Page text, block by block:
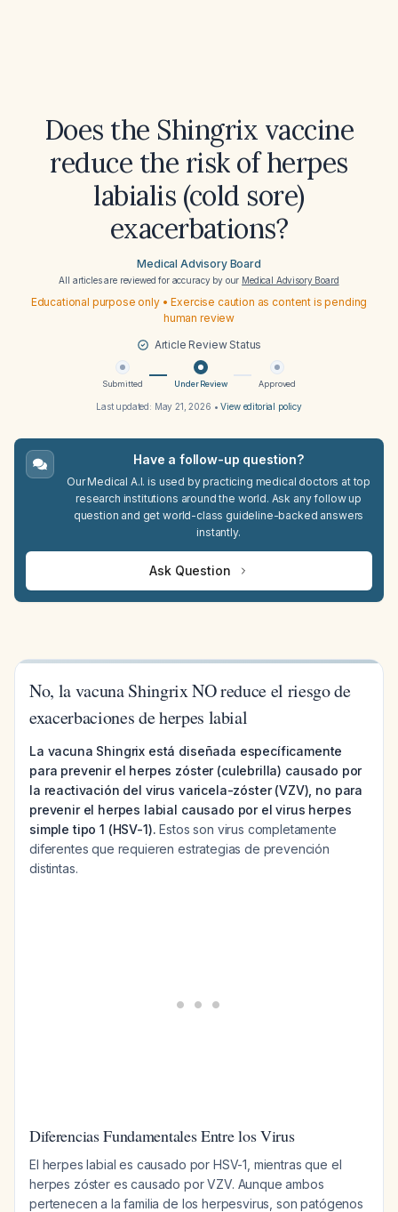
Does the Shingrix vaccine
reduce the risk of herpes
labialis (cold sore)
exacerbations?
Medical Advisory Board
All articles are reviewed for accuracy by our Medical Advisory Board
Educational purpose only • Exercise caution as content is pending
human review
Article Review Status
Submitted Under Review Approved
Last updated: May 21, 2026 •View editorial policy
Have a follow-up question?
Our Medical A.I. is used by practicing medical doctors at top
research institutions around the world. Ask any follow up
question and get world-class guideline-backed answers
instantly.
Ask Question
No, la vacuna Shingrix NO reduce el riesgo de
exacerbaciones de herpes labial
La vacuna Shingrix está diseñada específicamente
para prevenir el herpes zóster (culebrilla) causado por
la reactivación del virus varicela-zóster (VZV), no para
prevenir el herpes labial causado por el virus herpes
simple tipo 1 (HSV-1). Estos son virus completamente
diferentes que requieren estrategias de prevención
distintas.
Diferencias Fundamentales Entre los Virus
El herpes labial es causado por HSV-1, mientras que el
herpes zóster es causado por VZV. Aunque ambos
pertenecen a la familia de los herpesvirus, son patógenos